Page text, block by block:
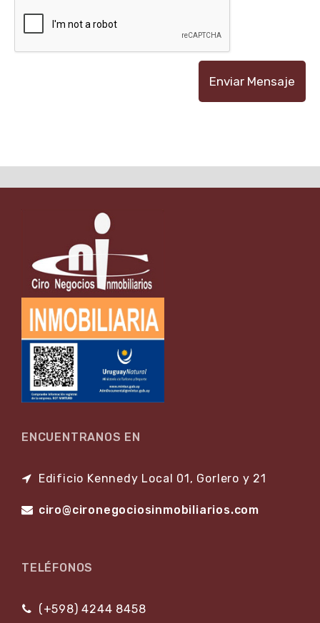
Enviar Mensaje
ENCUENTRANOS EN
Edificio Kennedy Local 01, Gorlero y 21
ciro@cironegociosinmobiliarios.com
TELÉFONOS
(+598) 4244 8458